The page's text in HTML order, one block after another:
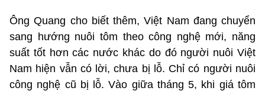
Ông Quang cho biết thêm, Việt Nam đang chuyển
sang hướng nuôi tôm theo công nghệ mới, năng
suất tốt hơn các nước khác do đó người nuôi Việt
Nam hiện vẫn có lời, chưa bị lỗ. Chỉ có người nuôi
công nghệ cũ bị lỗ. Vào giữa tháng 5, khi giá tôm